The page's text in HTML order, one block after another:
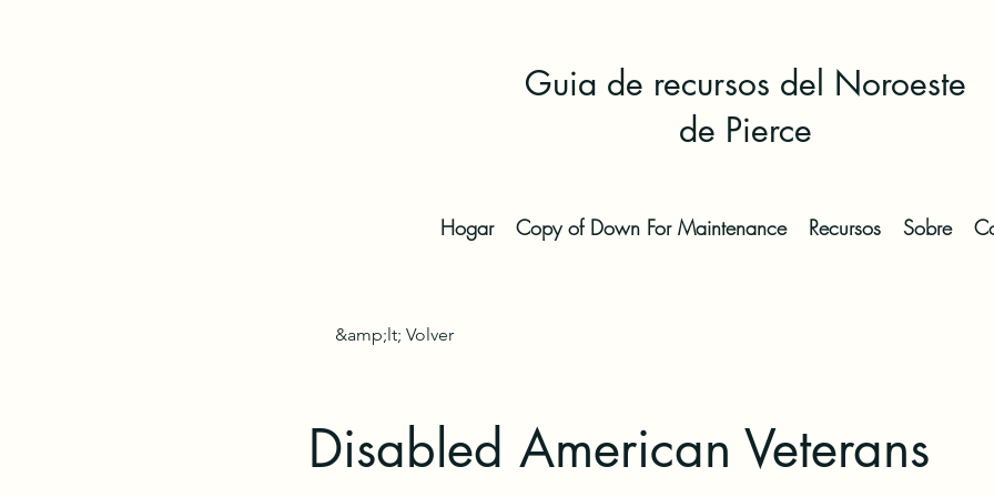
Guia de recursos del Noroeste
de Pierce
Hogar Copy of Down For Maintenance Recursos Sobre
&amp;lt; Volver
Disabled American Veterans